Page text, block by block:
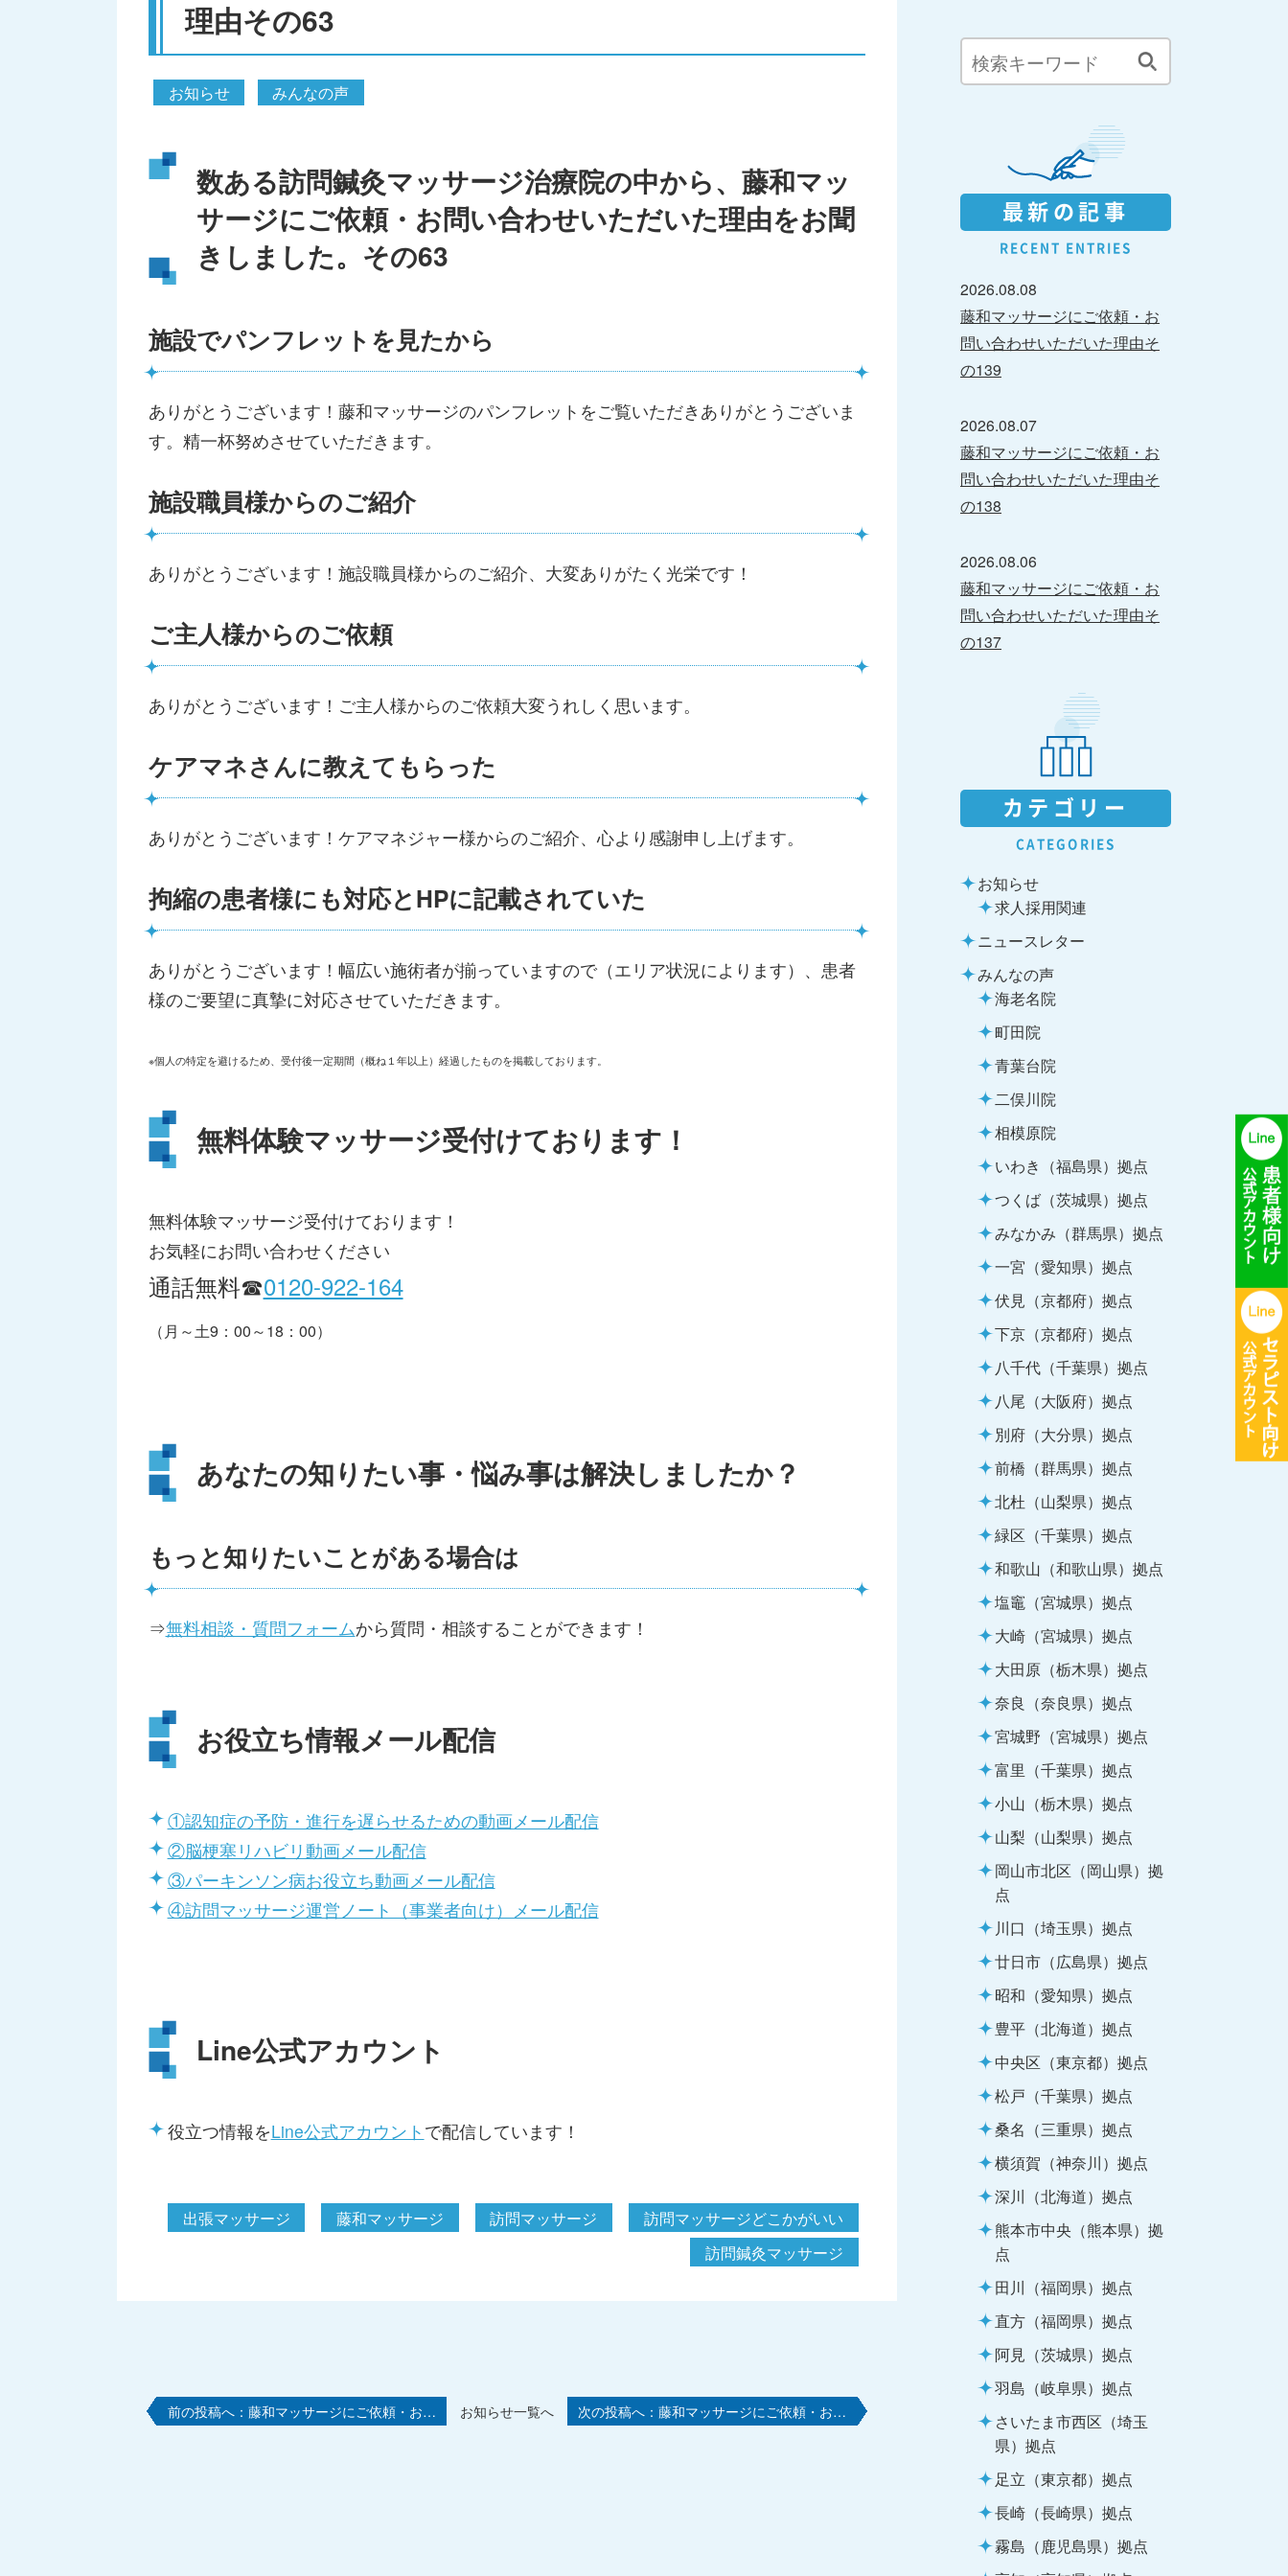
理由その63
お知らせ みんなの声
数ある訪問鍼灸マッサージ治療院の中から、藤和マッ
サージにご依頼・お問い合わせいただいた理由をお聞
きしました。その63
施設でパンフレットを見たから
ありがとうございます！藤和マッサージのパンフレットをご覧いただきありがとうございま
す。精一杯努めさせていただきます。
施設職員様からのご紹介
ありがとうございます！施設職員様からのご紹介、大変ありがたく光栄です！
ご主人様からのご依頼
ありがとうございます！ご主人様からのご依頼大変うれしく思います。
ケアマネさんに教えてもらった
ありがとうございます！ケアマネジャー様からのご紹介、心より感謝申し上げます。
拘縮の患者様にも対応とHPに記載されていた
ありがとうございます！幅広い施術者が揃っていますので（エリア状況によります）、患者
様のご要望に真摯に対応させていただきます。
※個人の特定を避けるため、受付後一定期間（概ね１年以上）経過したものを掲載しております。
無料体験マッサージ受付けております！
無料体験マッサージ受付けております！
お気軽にお問い合わせください
通話無料☎0120-922-164
（月～土9：00～18：00）
あなたの知りたい事・悩み事は解決しましたか？
もっと知りたいことがある場合は
⇒無料相談・質問フォームから質問・相談することができます！
お役立ち情報メール配信
①認知症の予防・進行を遅らせるための動画メール配信
②脳梗塞リハビリ動画メール配信
③パーキンソン病お役立ち動画メール配信
④訪問マッサージ運営ノート（事業者向け）メール配信
Line公式アカウント
役立つ情報をLine公式アカウント で配信しています！
出張マッサージ 藤和マッサージ 訪問マッサージ
訪問マッサージどこかがいい
訪問鍼灸マッサージ
藤和マッサージにご依頼・お… お知らせ一覧へ 藤和マッサージにご依頼・お…
最新の記事
RECENT ENTRIES
2026.08.08
藤和マッサージにご依頼・お
問い合わせいただいた理由そ
の139
2026.08.07
藤和マッサージにご依頼・お
問い合わせいただいた理由そ
の138
2026.08.06
藤和マッサージにご依頼・お
問い合わせいただいた理由そ
の137
カテゴリー
CATEGORIES
お知らせ
求人採用関連
ニュースレター
みんなの声
海老名院
町田院
青葉台院
二俣川院
相模原院
いわき（福島県）拠点
つくば（茨城県）拠点
みなかみ（群馬県）拠点
一宮（愛知県）拠点
伏見（京都府）拠点
下京（京都府）拠点
八千代（千葉県）拠点
八尾（大阪府）拠点
別府（大分県）拠点
前橋（群馬県）拠点
北杜（山梨県）拠点
緑区（千葉県）拠点
和歌山（和歌山県）拠点
塩竈（宮城県）拠点
大崎（宮城県）拠点
大田原（栃木県）拠点
奈良（奈良県）拠点
宮城野（宮城県）拠点
富里（千葉県）拠点
小山（栃木県）拠点
山梨（山梨県）拠点
岡山市北区（岡山県）拠
点
川口（埼玉県）拠点
廿日市（広島県）拠点
昭和（愛知県）拠点
豊平（北海道）拠点
中央区（東京都）拠点
松戸（千葉県）拠点
桑名（三重県）拠点
横須賀（神奈川）拠点
深川（北海道）拠点
熊本市中央（熊本県）拠
点
田川（福岡県）拠点
直方（福岡県）拠点
阿見（茨城県）拠点
羽島（岐阜県）拠点
さいたま市西区（埼玉
県）拠点
足立（東京都）拠点
長崎（長崎県）拠点
霧島（鹿児島県）拠点